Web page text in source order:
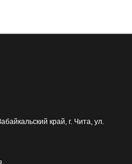
край, г. Чита, ул.